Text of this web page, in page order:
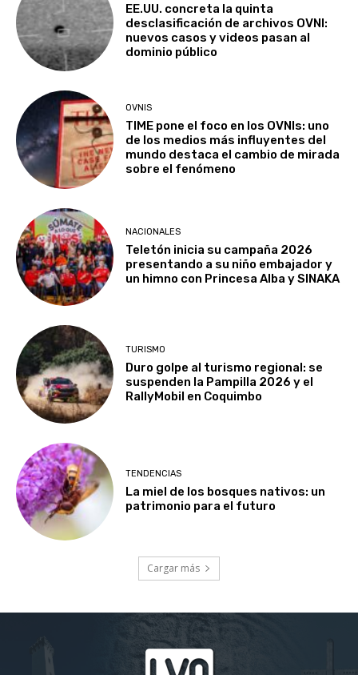
EE.UU. concreta la quinta
desclasificación de archivos OVNI:
nuevos casos y videos pasan al
dominio público
OVNIS
TIME pone el foco en los OVNIs: uno
de los medios más influyentes del
mundo destaca el cambio de mirada
sobre el fenómeno
NACIONALES
Teletón inicia su campaña 2026
presentando a su niño embajador y
un himno con Princesa Alba y SINAKA
TURISMO
Duro golpe al turismo regional: se
suspenden la Pampilla 2026 y el
RallyMobil en Coquimbo
TENDENCIAS
La miel de los bosques nativos: un
patrimonio para el futuro
Cargar más